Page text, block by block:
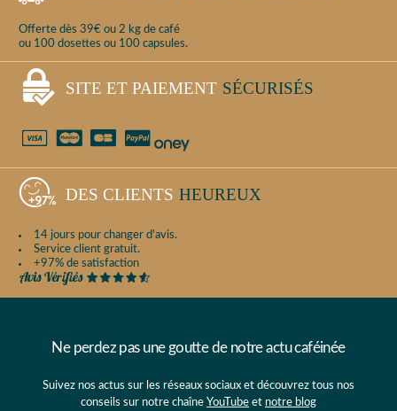
Offerte dès 39€ ou 2 kg de café
ou 100 dosettes ou 100 capsules.
SITE ET PAIEMENT SÉCURISÉS
DES CLIENTS HEUREUX
14 jours pour changer d'avis.
Service client gratuit.
+97% de satisfaction
Ne perdez pas une goutte de notre actu caféinée
Suivez nos actus sur les réseaux sociaux et découvrez tous nos
conseils sur notre chaîne YouTube et notre blog